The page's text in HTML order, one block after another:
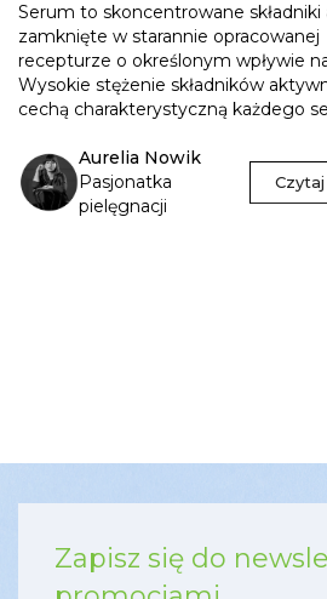
Serum to skoncentrowane
zamknięte w starannie opracowanej
recepturze o określonym wpływie
Wysokie stężenie składników
cechą charakterystyczną każdego
Aurelia Nowik
Pasjonatka
pielęgnacji
Zapisz się do